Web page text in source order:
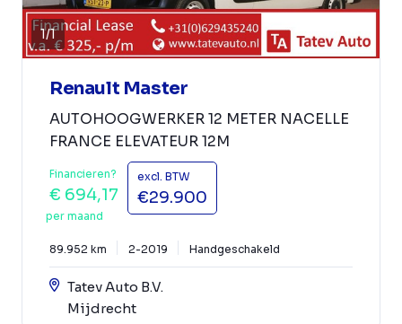
1/1
Renault Master
AUTOHOOGWERKER 12 METER NACELLE
FRANCE ELEVATEUR 12M
Financieren?
€ 694,17
per maand
excl. BTW
€29.900
89.952 km 2-2019 Handgeschakeld
Tatev Auto B.V.
Mijdrecht